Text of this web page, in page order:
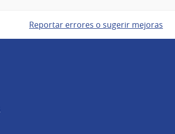
Reportar errores o sugerir mejoras